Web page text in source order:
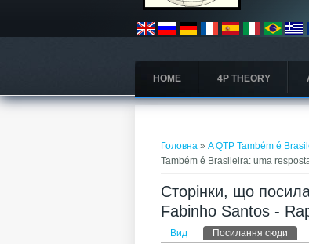
HOME 4P THEORY
Головна »A QTP Também é
Também é Brasileira: uma
Сторінки, що
Fabinho Santos -
Первинні
Вид Посилання сюди